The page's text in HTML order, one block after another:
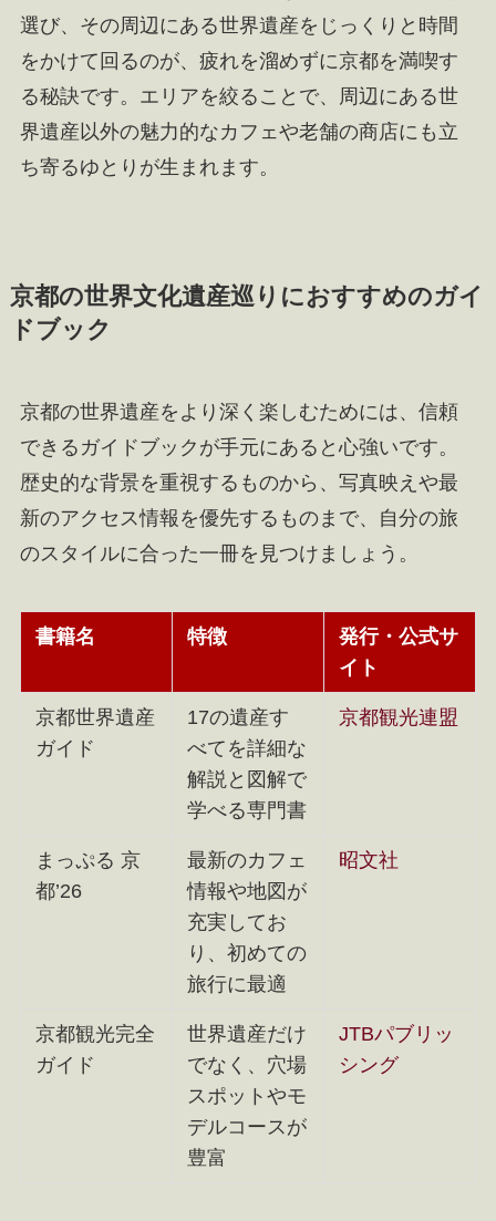
選び、その周辺にある世界遺産をじっくりと時間
をかけて回るのが、疲れを溜めずに京都を満喫す
る秘訣です。エリアを絞ることで、周辺にある世
界遺産以外の魅力的なカフェや老舗の商店にも立
ち寄るゆとりが生まれます。
京都の世界文化遺産巡りにおすすめのガイ
ドブック
京都の世界遺産をより深く楽しむためには、信頼
できるガイドブックが手元にあると心強いです。
歴史的な背景を重視するものから、写真映えや最
新のアクセス情報を優先するものまで、自分の旅
のスタイルに合った一冊を見つけましょう。
書籍名 特徴
発行・公式サ
イト
京都世界遺産
ガイド
17の遺産す
べてを詳細な
解説と図解で
学べる専門書
京都観光連盟
まっぷる 京
都’26
最新のカフェ
情報や地図が
充実してお
り、初めての
旅行に最適
昭文社
京都観光完全
ガイド
世界遺産だけ
でなく、穴場
スポットやモ
デルコースが
豊富
JTBパブリッ
シング